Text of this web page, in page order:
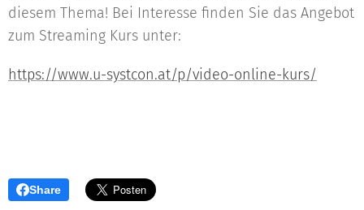
diesem Thema! Bei Interesse finden Sie das Angebot
zum Streaming Kurs unter:
https://www.u-systcon.at/p/video-online-kurs/
Share